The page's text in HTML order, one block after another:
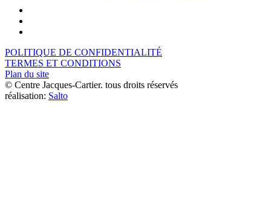
POLITIQUE DE CONFIDENTIALITÉ
TERMES ET CONDITIONS
Plan du site
© Centre Jacques-Cartier. tous droits réservés
réalisation: Salto